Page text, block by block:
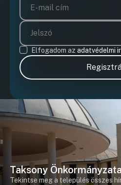
Elfogadom az adatvédelmi
Taksony Önkormányzata
Tekintse meg a település összes